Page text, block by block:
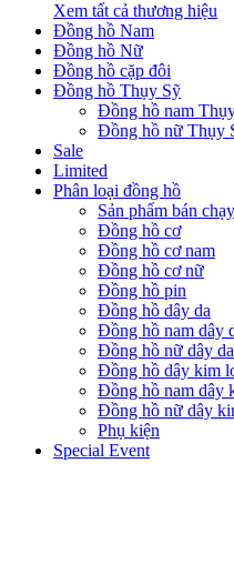
Xem tất cả thương hiệu
Đồng hồ Nam
Đồng hồ Nữ
Đồng hồ cặp đôi
Đồng hồ Thụy Sỹ
Đồng hồ nam
Đồng hồ nữ Thụy
Sale
Limited
Phân loại đồng hồ
Sản phẩm bán chạy
Đồng hồ cơ
Đồng hồ cơ nam
Đồng hồ cơ nữ
Đồng hồ pin
Đồng hồ dây da
Đồng hồ nam dây
Đồng hồ nữ dây da
Đồng hồ dây kim
Đồng hồ nam dây
Đồng hồ nữ dây
Phụ kiện
Special Event